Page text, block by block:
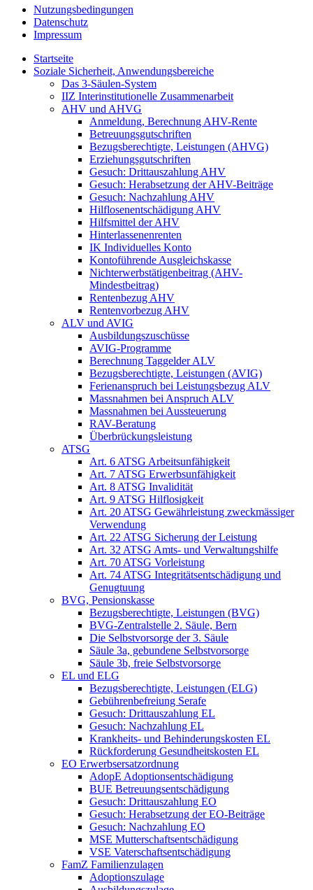
Nutzungsbedingungen
Datenschutz
Impressum
Startseite
Soziale Sicherheit, Anwendungsbereiche
Das 3-Säulen-System
IIZ Interinstitutionelle Zusammenarbeit
AHV und AHVG
Anmeldung, Berechnung AHV-Rente
Betreuungsgutschriften
Bezugsberechtigte, Leistungen (AHVG)
Erziehungsgutschriften
Gesuch: Drittauszahlung AHV
Gesuch: Herabsetzung der AHV-Beiträge
Gesuch: Nachzahlung AHV
Hilflosenentschädigung AHV
Hilfsmittel der AHV
Hinterlassenenrenten
IK Individuelles Konto
Kontoführende Ausgleichskasse
Nichterwerbstätigenbeitrag (AHV-
Mindestbeitrag)
Rentenbezug AHV
Rentenvorbezug AHV
ALV und AVIG
Ausbildungszuschüsse
AVIG-Programme
Berechnung Taggelder ALV
Bezugsberechtigte, Leistungen (AVIG)
Ferienanspruch bei Leistungsbezug ALV
Massnahmen bei Anspruch ALV
Massnahmen bei Aussteuerung
RAV-Beratung
Überbrückungsleistung
ATSG
Art. 6 ATSG Arbeitsunfähigkeit
Art. 7 ATSG Erwerbsunfähigkeit
Art. 8 ATSG Invalidität
Art. 9 ATSG Hilflosigkeit
Art. 20 ATSG Gewährleistung zweckmässiger
Verwendung
Art. 22 ATSG Sicherung der Leistung
Art. 32 ATSG Amts- und Verwaltungshilfe
Art. 70 ATSG Vorleistung
Art. 74 ATSG Integritätsentschädigung und
Genugtuung
BVG, Pensionskasse
Bezugsberechtigte, Leistungen (BVG)
BVG-Zentralstelle 2. Säule, Bern
Die Selbstvorsorge der 3. Säule
Säule 3a, gebundene Selbstvorsorge
Säule 3b, freie Selbstvorsorge
EL und ELG
Bezugsberechtigte, Leistungen (ELG)
Gebührenbefreiung Serafe
Gesuch: Drittauszahlung EL
Gesuch: Nachzahlung EL
Krankheits- und Behinderungskosten EL
Rückforderung Gesundheitskosten EL
EO Erwerbsersatzordnung
AdopE Adoptionsentschädigung
BUE Betreuungsentschädigung
Gesuch: Drittauszahlung EO
Gesuch: Herabsetzung der EO-Beiträge
Gesuch: Nachzahlung EO
MSE Mutterschaftsentschädigung
VSE Vaterschaftsentschädigung
FamZ Familienzulagen
Adoptionszulage